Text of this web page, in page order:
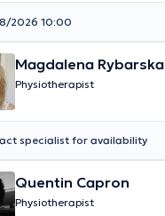
2026 10:00
Magdalena Rybarska
Physiotherapist
specialist for availability
Quentin Capron
Physiotherapist